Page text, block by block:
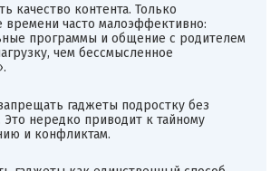
качество контента. Только
времени часто малоэффективно:
программы и общение с родителем
чем бессмысленное
гаджеты подростку без
Это нередко приводит к тайному
и конфликтам.